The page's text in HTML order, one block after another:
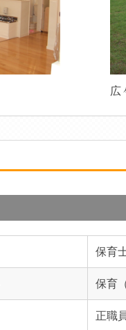
広
保育
保育
正職